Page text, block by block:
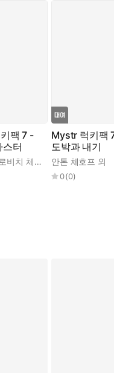
팩 7 -
스터
안톤 파블로비치 체호프 ,알렉산드르 세
Mystr 럭키팩
도박과 내기
안톤 체호프 외
0(0)